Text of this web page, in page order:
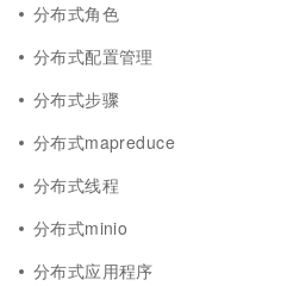
分布式角色
分布式配置管理
分布式步骤
分布式mapreduce
分布式线程
分布式minio
分布式应用程序